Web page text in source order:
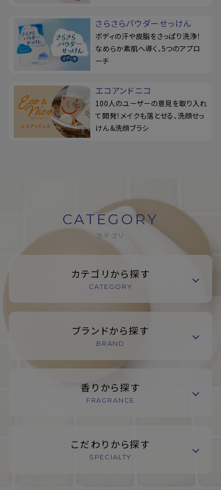
さらさらパウダーせっけん
ボディの汗や皮脂をさっぱり洗浄！
なめらか素肌へ導く、5つのアプロ
ーチ
エコアンドニコ
100人のユーザーの意見を取り入れ
て開発！メイクも落とせる、洗顔せっ
けん＆洗顔ブラシ
CATEGORY
カテゴリ
カテゴリから探す
CATEGORY
ブランドから探す
BRAND
香りから探す
FRAGRANCE
こだわりから探す
SPECIALTY